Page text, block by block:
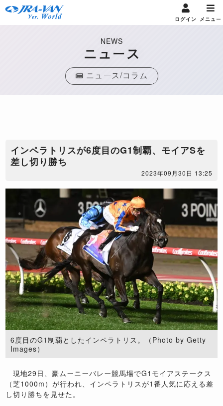
ログイン メニュー
NEWS
ニュース
ニュース/コラム
インペラトリスが6度目のG1制覇、モイアSを
差し切り勝ち
2023年09月30日 13:25
6度目のG1制覇としたインペラトリス。（Photo by Getty
Images）
現地29日、豪ムーニーバレー競馬場でG1モイアステークス
（芝1000m）が行われ、インペラトリスが1番人気に応える差
し切り勝ちを見せた。